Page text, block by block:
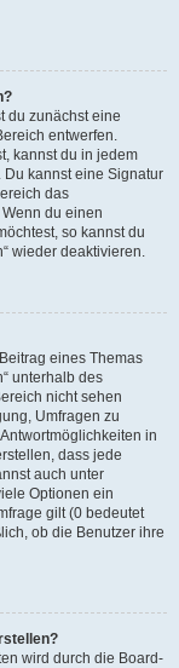
du zunächst eine
entwerfen.
kannst du in jedem
Du kannst eine Signatur
das
du einen
so kannst du
wieder deaktivieren.
eines Themas
unterhalb des
nicht sehen
Umfragen zu
in
dass jede
auch unter
Optionen ein
gilt (0 bedeutet
ob die Benutzer ihre
wird durch die Board-